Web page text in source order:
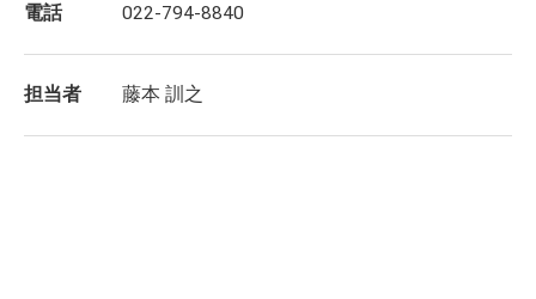
電話 022-794-8840
担当者 藤本 訓之